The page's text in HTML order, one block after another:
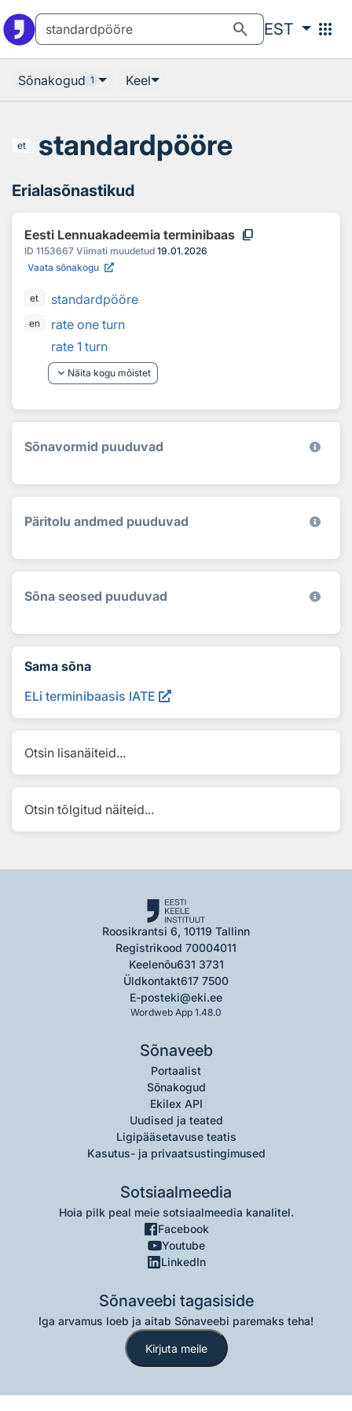
search EST apps
Sõnakogud 1 Keel
et standardpööre
Erialasõnastikud
Eesti Lennuakadeemia terminibaas content_copy
ID 1153667 Viimati muudetud 19.01.2026
Vaata sõnakogu
et standardpööre
en
rate one turn
rate 1 turn
keyboard_arrow_down Näita kogu mõistet
Sõnavormid puuduvad
Päritolu andmed puuduvad
Sõna seosed puuduvad
Sama sõna
ELi terminibaasis IATE
Otsin lisanäiteid...
Otsin tõlgitud näiteid...
Roosikrantsi 6, 10119 Tallinn
Registrikood 70004011
Keelenõu631 3731
Üldkontakt617 7500
E-posteki@eki.ee
Wordweb App 1.48.0
Sõnaveeb
Portaalist
Sõnakogud
Ekilex API
Uudised ja teated
Ligipääsetavuse teatis
Kasutus- ja privaatsustingimused
Sotsiaalmeedia
Hoia pilk peal meie sotsiaalmeedia kanalitel.
Facebook
Youtube
LinkedIn
Sõnaveebi tagasiside
Iga arvamus loeb ja aitab Sõnaveebi paremaks teha!
Kirjuta meile